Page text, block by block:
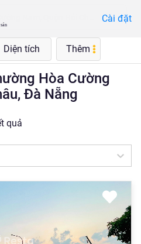
Cài đặt
Diện tích Thêm
Hòa Cường
Đà Nẵng
quả